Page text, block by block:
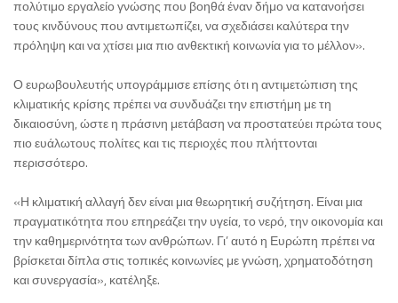
πολύτιμο εργαλείο γνώσης που βοηθά έναν δήμο να κατανοήσει
τους κινδύνους που αντιμετωπίζει, να σχεδιάσει καλύτερα την
πρόληψη και να χτίσει μια πιο ανθεκτική κοινωνία για το μέλλον».
Ο ευρωβουλευτής υπογράμμισε επίσης ότι η αντιμετώπιση της
κλιματικής κρίσης πρέπει να συνδυάζει την επιστήμη με τη
δικαιοσύνη, ώστε η πράσινη μετάβαση να προστατεύει πρώτα τους
πιο ευάλωτους πολίτες και τις περιοχές που πλήττονται
περισσότερο.
«Η κλιματική αλλαγή δεν είναι μια θεωρητική συζήτηση. Είναι μια
πραγματικότητα που επηρεάζει την υγεία, το νερό, την οικονομία και
την καθημερινότητα των ανθρώπων. Γι’ αυτό η Ευρώπη πρέπει να
βρίσκεται δίπλα στις τοπικές κοινωνίες με γνώση, χρηματοδότηση
και συνεργασία», κατέληξε.